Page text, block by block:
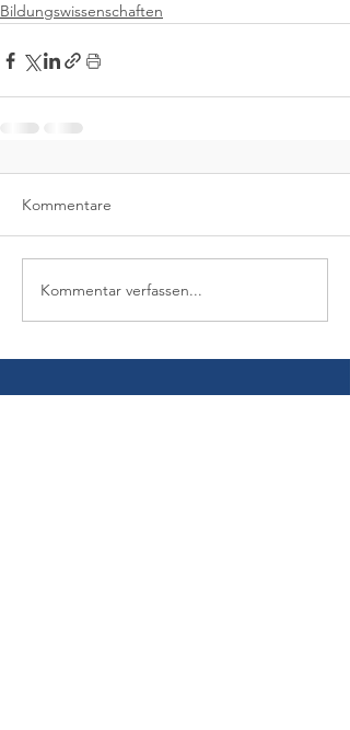
Bildungswissenschaften
Kommentare
Kommentar verfassen...